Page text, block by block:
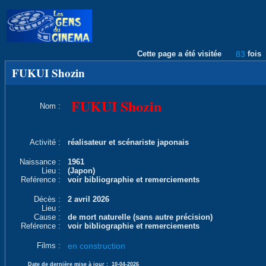
Cette page a été visitée 83 fois
FUKUI Shozin
Nom : FUKUI Shozin
Activité : réalisateur et scénariste japonais
Naissance :
1961
Lieu :
(Japon)
Reférence :
voir bibliographie et remerciements
Décès :
2 avril 2026
Lieu :
Cause :
de mort naturelle (sans autre précision)
Reférence :
voir bibliographie et remerciements
Films : en construction
Date de dernière mise à jour : 10-04-2026